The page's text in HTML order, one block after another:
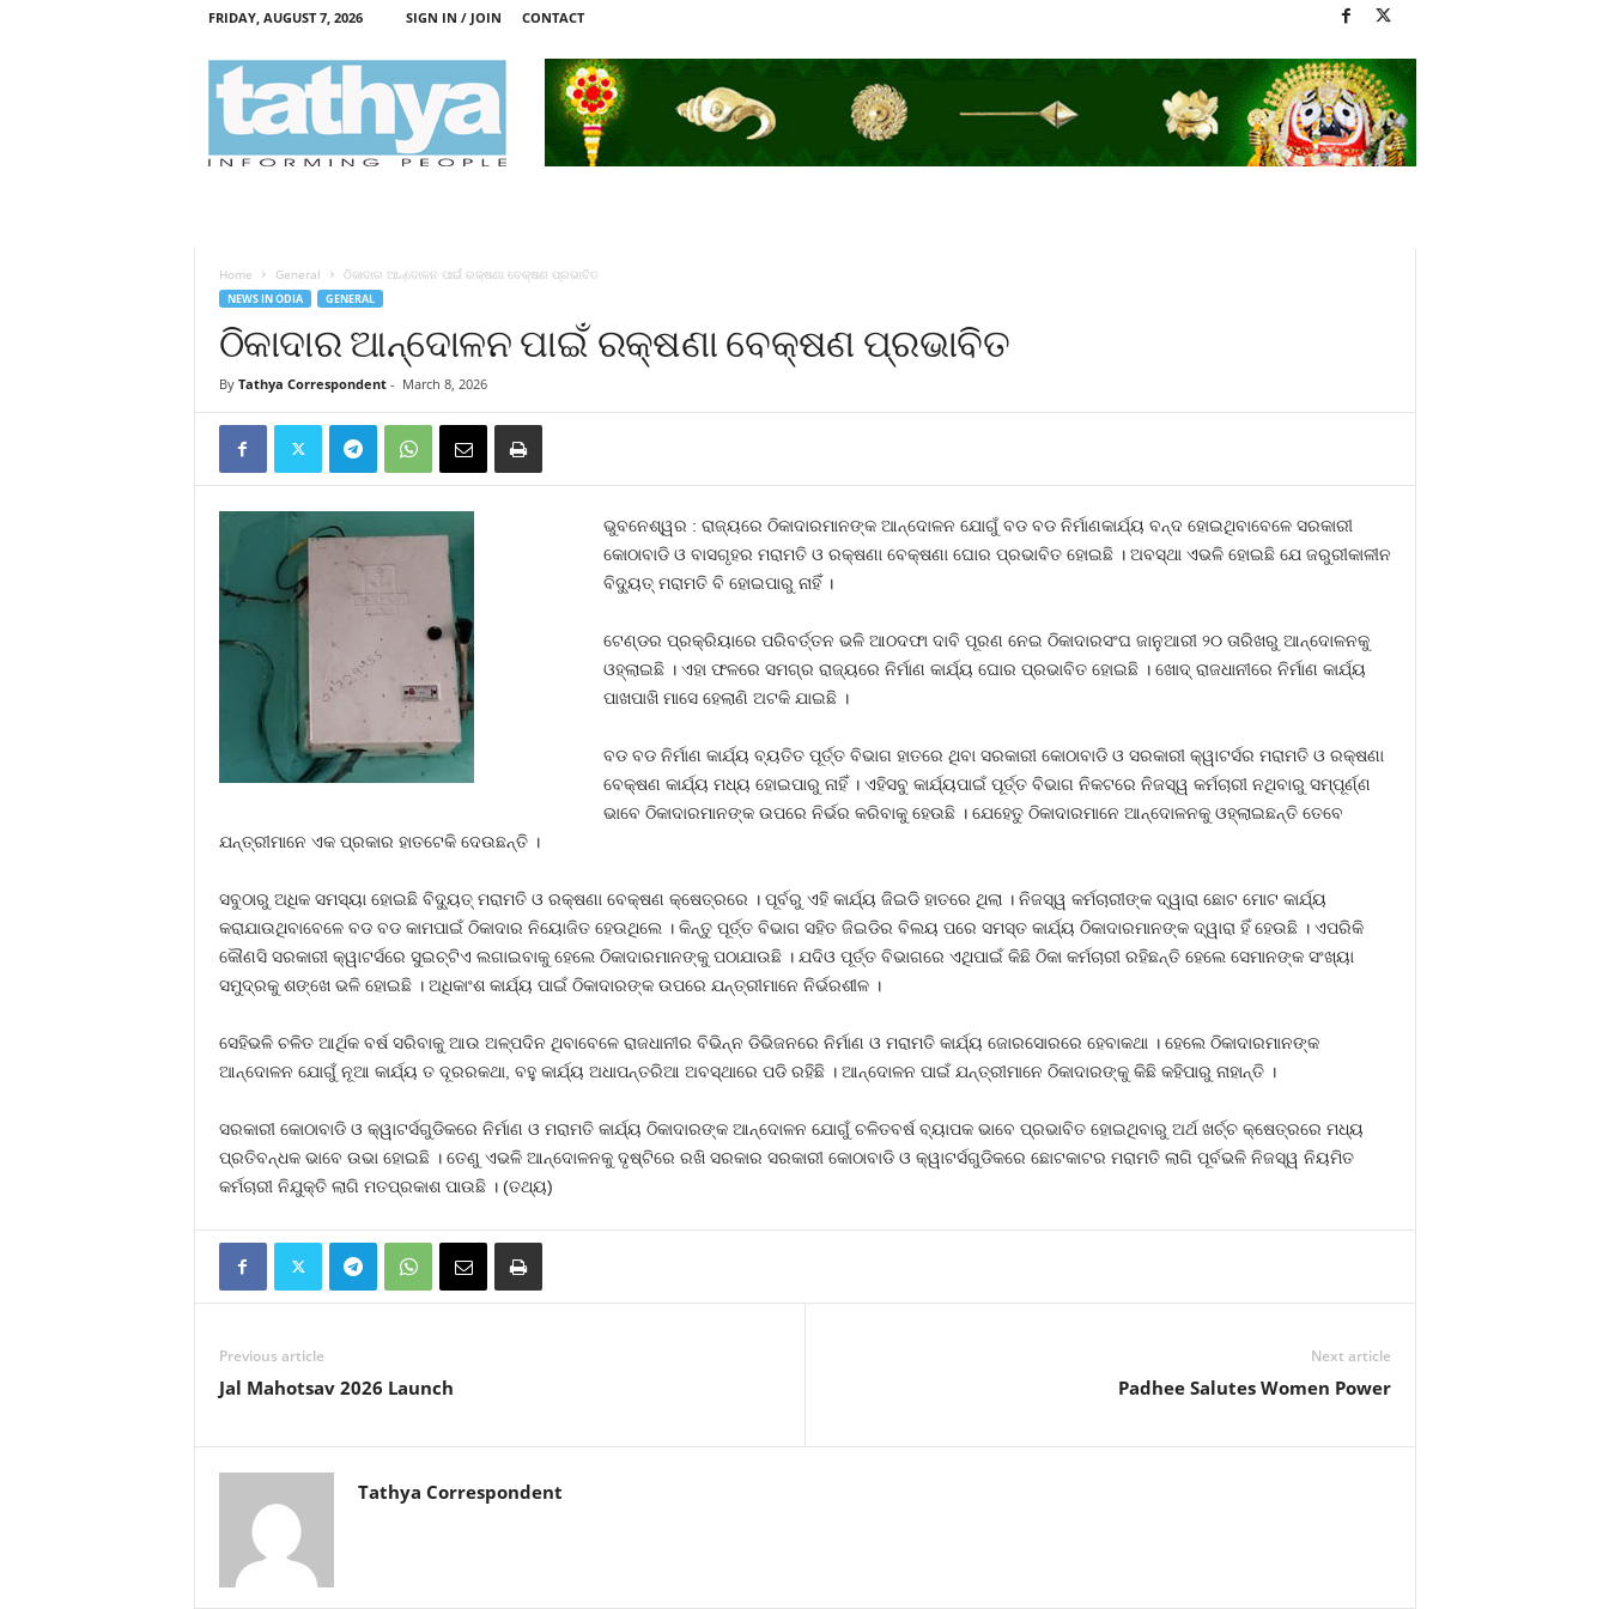
FRIDAY, AUGUST 7, 2026 SIGN IN / JOIN CONTACT
Home General ଠିକାଦାର ଆନ୍ଦୋଳନ ପାଇଁ ରକ୍ଷଣା ବେକ୍ଷଣ ପ୍ରଭାବିତ
NEWS IN ODIA GENERAL
ଠିକାଦାର ଆନ୍ଦୋଳନ ପାଇଁ ରକ୍ଷଣା ବେକ୍ଷଣ ପ୍ରଭାବିତ
By Tathya Correspondent- March 8, 2026
ଭୁବନେଶ୍ୱର : ରାଜ୍ୟରେ ଠିକାଦାରମାନଙ୍କ ଆନ୍ଦୋଳନ ଯୋଗୁଁ ବଡ ବଡ ନିର୍ମାଣକାର୍ଯ୍ୟ ବନ୍ଦ ହୋଇଥିବାବେଳେ ସରକାରୀ
କୋଠାବାଡି ଓ ବାସଗୃହର ମରାମତି ଓ ରକ୍ଷଣା ବେକ୍ଷଣା ଘୋର ପ୍ରଭାବିତ ହୋଇଛି । ଅବସ୍ଥା ଏଭଳି ହୋଇଛି ଯେ ଜରୁରୀକାଳୀନ
ବିଦ୍ୟୁତ୍‍ ମରାମତି ବି ହୋଇପାରୁ ନାହିଁ ।
ଟେଣ୍ଡର ପ୍ରକ୍ରିୟାରେ ପରିବର୍ତ୍ତନ ଭଳି ଆଠଦଫା ଦାବି ପୂରଣ ନେଇ ଠିକାଦାରସଂଘ ଜାନୁଆରୀ ୨୦ ତାରିଖରୁ ଆନ୍ଦୋଳନକୁ
ଓହ୍ଲାଇଛି । ଏହା ଫଳରେ ସମଗ୍ର ରାଜ୍ୟରେ ନିର୍ମାଣ କାର୍ଯ୍ୟ ଘୋର ପ୍ରଭାବିତ ହୋଇଛି । ଖୋଦ୍‍ ରାଜଧାନୀରେ ନିର୍ମାଣ କାର୍ଯ୍ୟ
ପାଖପାଖି ମାସେ ହେଲାଣି ଅଟକି ଯାଇଛି ।
ବଡ ବଡ ନିର୍ମାଣ କାର୍ଯ୍ୟ ବ୍ୟତିତ ପୂର୍ତ୍ତ ବିଭାଗ ହାତରେ ଥିବା ସରକାରୀ କୋଠାବାଡି ଓ ସରକାରୀ କ୍ୱାଟର୍ସର ମରାମତି ଓ ରକ୍ଷଣା
ବେକ୍ଷଣ କାର୍ଯ୍ୟ ମଧ୍ୟ ହୋଇପାରୁ ନାହିଁ । ଏହିସବୁ କାର୍ଯ୍ୟପାଇଁ ପୂର୍ତ୍ତ ବିଭାଗ ନିକଟରେ ନିଜସ୍ୱ କର୍ମଚାରୀ ନଥିବାରୁ ସମ୍ପୂର୍ଣ୍ଣ
ଭାବେ ଠିକାଦାରମାନଙ୍କ ଉପରେ ନିର୍ଭର କରିବାକୁ ହେଉଛି । ଯେହେତୁ ଠିକାଦାରମାନେ ଆନ୍ଦୋଳନକୁ ଓହ୍ଲାଇଛନ୍ତି ତେବେ
ଯନ୍ତ୍ରୀମାନେ ଏକ ପ୍ରକାର ହାତଟେକି ଦେଉଛନ୍ତି ।
ସବୁଠାରୁ ଅଧିକ ସମସ୍ୟା ହୋଇଛି ବିଦ୍ୟୁତ୍‍ ମରାମତି ଓ ରକ୍ଷଣା ବେକ୍ଷଣ କ୍ଷେତ୍ରରେ । ପୂର୍ବରୁ ଏହି କାର୍ଯ୍ୟ ଜିଇଡି ହାତରେ ଥିଲା । ନିଜସ୍ୱ କର୍ମଚାରୀଙ୍କ ଦ୍ୱାରା ଛୋଟ ମୋଟ କାର୍ଯ୍ୟ
କରାଯାଉଥିବାବେଳେ ବଡ ବଡ କାମପାଇଁ ଠିକାଦାର ନିୟୋଜିତ ହେଉଥିଲେ । କିନ୍ତୁ ପୂର୍ତ୍ତ ବିଭାଗ ସହିତ ଜିଇଡିର ବିଲୟ ପରେ ସମସ୍ତ କାର୍ଯ୍ୟ ଠିକାଦାରମାନଙ୍କ ଦ୍ୱାରା ହିଁ ହେଉଛି । ଏପରିକି
କୌଣସି ସରକାରୀ କ୍ୱାଟର୍ସରେ ସୁଇଚ୍‍ଟିଏ ଲଗାଇବାକୁ ହେଲେ ଠିକାଦାରମାନଙ୍କୁ ପଠାଯାଉଛି । ଯଦିଓ ପୂର୍ତ୍ତ ବିଭାଗରେ ଏଥିପାଇଁ କିଛି ଠିକା କର୍ମଚାରୀ ରହିଛନ୍ତି ହେଲେ ସେମାନଙ୍କ ସଂଖ୍ୟା
ସମୁଦ୍ରକୁ ଶଙ୍ଖେ ଭଳି ହୋଇଛି । ଅଧିକାଂଶ କାର୍ଯ୍ୟ ପାଇଁ ଠିକାଦାରଙ୍କ ଉପରେ ଯନ୍ତ୍ରୀମାନେ ନିର୍ଭରଶୀଳ ।
ସେହିଭଳି ଚଳିତ ଆର୍ଥିକ ବର୍ଷ ସରିବାକୁ ଆଉ ଅଳ୍ପଦିନ ଥିବାବେଳେ ରାଜଧାନୀର ବିଭିନ୍ନ ଡିଭିଜନରେ ନିର୍ମାଣ ଓ ମରାମତି କାର୍ଯ୍ୟ ଜୋରସୋରରେ ହେବାକଥା । ହେଲେ ଠିକାଦାରମାନଙ୍କ
ଆନ୍ଦୋଳନ ଯୋଗୁଁ ନୂଆ କାର୍ଯ୍ୟ ତ ଦୂରରକଥା, ବହୁ କାର୍ଯ୍ୟ ଅଧାପନ୍ତରିଆ ଅବସ୍ଥାରେ ପଡି ରହିଛି । ଆନ୍ଦୋଳନ ପାଇଁ ଯନ୍ତ୍ରୀମାନେ ଠିକାଦାରଙ୍କୁ କିଛି କହିପାରୁ ନାହାନ୍ତି ।
ସରକାରୀ କୋଠାବାଡି ଓ କ୍ୱାଟର୍ସଗୁଡିକରେ ନିର୍ମାଣ ଓ ମରାମତି କାର୍ଯ୍ୟ ଠିକାଦାରଙ୍କ ଆନ୍ଦୋଳନ ଯୋଗୁଁ ଚଳିତବର୍ଷ ବ୍ୟାପକ ଭାବେ ପ୍ରଭାବିତ ହୋଇଥିବାରୁ ଅର୍ଥ ଖର୍ଚ୍ଚ କ୍ଷେତ୍ରରେ ମଧ୍ୟ
ପ୍ରତିବନ୍ଧକ ଭାବେ ଉଭା ହୋଇଛି । ତେଣୁ ଏଭଳି ଆନ୍ଦୋଳନକୁ ଦୃଷ୍ଟିରେ ରଖି ସରକାର ସରକାରୀ କୋଠାବାଡି ଓ କ୍ୱାଟର୍ସଗୁଡିକରେ ଛୋଟକାଟର ମରାମତି ଲାଗି ପୂର୍ବଭଳି ନିଜସ୍ୱ ନିୟମିତ
କର୍ମଚାରୀ ନିଯୁକ୍ତି ଲାଗି ମତପ୍ରକାଶ ପାଉଛି । (ତଥ୍ୟ)
Previous article
Jal Mahotsav 2026 Launch
Next article
Padhee Salutes Women Power
Tathya Correspondent